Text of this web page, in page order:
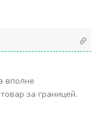
вполне
за границей.